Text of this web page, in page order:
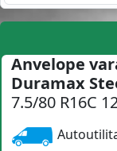
Anvelope
Duramax
7.5/80 R16C